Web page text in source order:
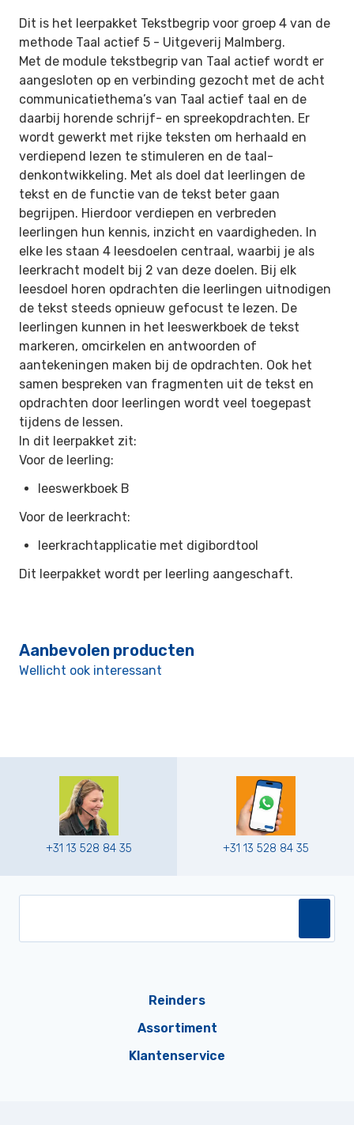
Dit is het leerpakket Tekstbegrip voor groep 4 van de
methode Taal actief 5 - Uitgeverij Malmberg.
Met de module tekstbegrip van Taal actief wordt er
aangesloten op en verbinding gezocht met de acht
communicatiethema’s van Taal actief taal en de
daarbij horende schrijf- en spreekopdrachten. Er
wordt gewerkt met rijke teksten om herhaald en
verdiepend lezen te stimuleren en de taal-
denkontwikkeling. Met als doel dat leerlingen de
tekst en de functie van de tekst beter gaan
begrijpen. Hierdoor verdiepen en verbreden
leerlingen hun kennis, inzicht en vaardigheden. In
elke les staan 4 leesdoelen centraal, waarbij je als
leerkracht modelt bij 2 van deze doelen. Bij elk
leesdoel horen opdrachten die leerlingen uitnodigen
de tekst steeds opnieuw gefocust te lezen. De
leerlingen kunnen in het leeswerkboek de tekst
markeren, omcirkelen en antwoorden of
aantekeningen maken bij de opdrachten. Ook het
samen bespreken van fragmenten uit de tekst en
opdrachten door leerlingen wordt veel toegepast
tijdens de lessen.
In dit leerpakket zit:
Voor de leerling:
leeswerkboek B
Voor de leerkracht:
leerkrachtapplicatie met digibordtool
Dit leerpakket wordt per leerling aangeschaft.
Aanbevolen producten
Wellicht ook interessant
+31 13 528 84 35 +31 13 528 84 35
Reinders
Assortiment
Klantenservice